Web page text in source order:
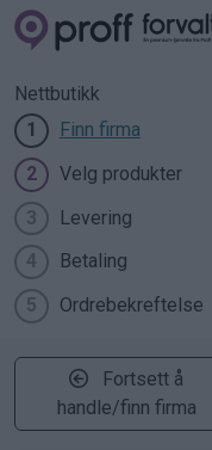
Nettbutikk
1
Finn firma
2
Velg produkter
3
Levering
4
Betaling
5
Ordrebekreftelse
Fortsett å
handle/finn firma